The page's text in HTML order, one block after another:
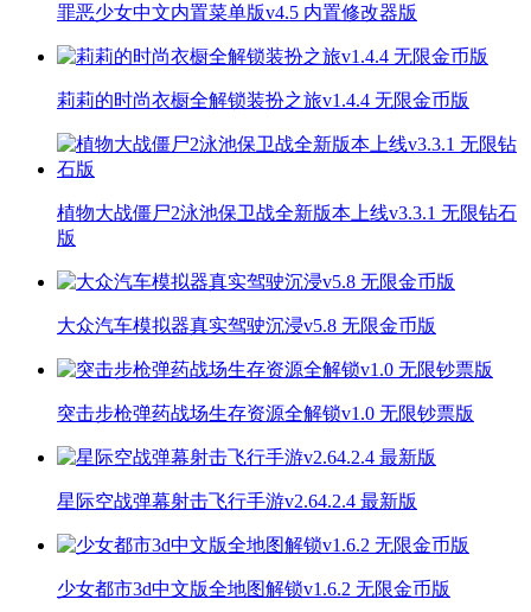
罪恶少女中文内置菜单版v4.5 内置修改器版
莉莉的时尚衣橱全解锁装扮之旅v1.4.4 无限金币版
植物大战僵尸2泳池保卫战全新版本上线v3.3.1 无限钻石
版
大众汽车模拟器真实驾驶沉浸v5.8 无限金币版
突击步枪弹药战场生存资源全解锁v1.0 无限钞票版
星际空战弹幕射击飞行手游v2.64.2.4 最新版
少女都市3d中文版全地图解锁v1.6.2 无限金币版